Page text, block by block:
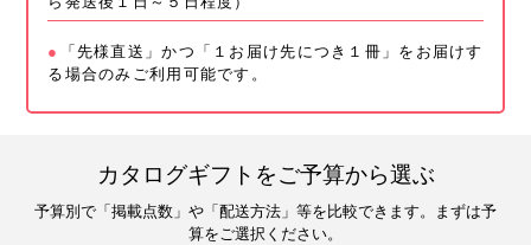
「先様直送」かつ「１お届け先につき１冊」をお届けす
る場合のみご利用可能です。
カタログギフトをご予算から選ぶ
予算別で「掲載点数」や「配送方法」等を比較できます。まずは予
算をご選択ください。